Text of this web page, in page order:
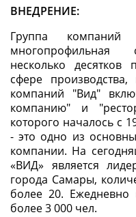
ВНЕДРЕНИЕ:
Группа
многопрофильная
несколько
сфере
компаний "Вид"
компанию" и
которого началось с
- это одно из
компании. На
«ВИД» является
города Самары,
более 20. Ежедневно
более 3 000 чел.